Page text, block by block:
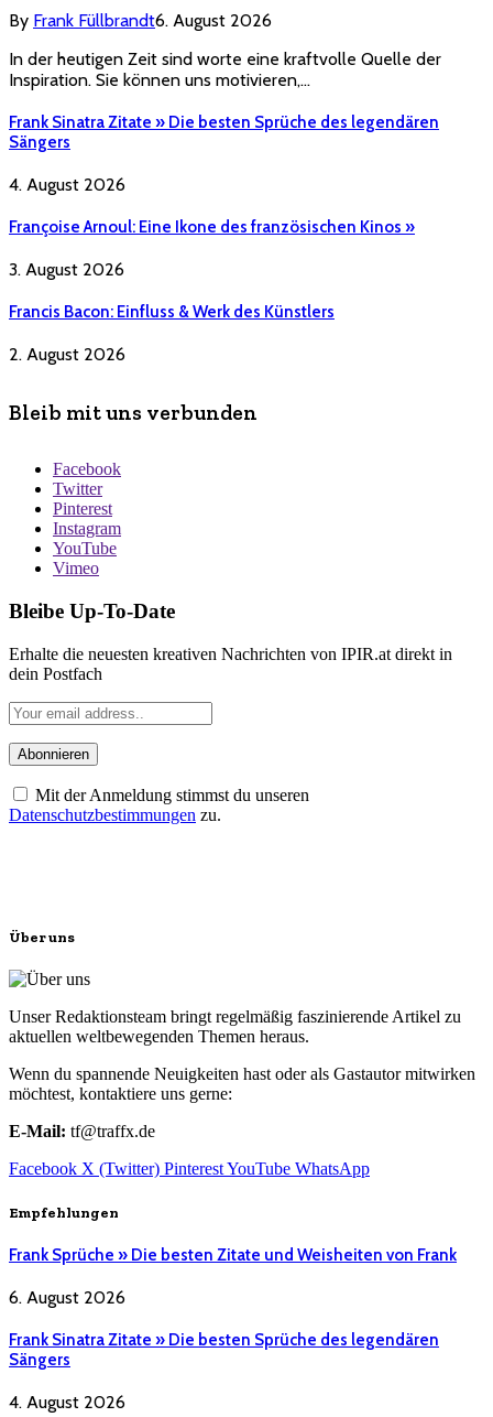
By Frank Füllbrandt6. August 2026
In der heutigen Zeit sind worte eine kraftvolle Quelle der
Inspiration. Sie können uns motivieren,…
Frank Sinatra Zitate » Die besten Sprüche des legendären
Sängers
4. August 2026
Françoise Arnoul: Eine Ikone des französischen Kinos »
3. August 2026
Francis Bacon: Einfluss & Werk des Künstlers
2. August 2026
Bleib mit uns verbunden
Facebook
Twitter
Pinterest
Instagram
YouTube
Vimeo
Bleibe Up-To-Date
Erhalte die neuesten kreativen Nachrichten von IPIR.at direkt in
dein Postfach
Mit der Anmeldung stimmst du unseren
Datenschutzbestimmungen zu.
Über uns
Unser Redaktionsteam bringt regelmäßig faszinierende Artikel zu
aktuellen weltbewegenden Themen heraus.
Wenn du spannende Neuigkeiten hast oder als Gastautor mitwirken
möchtest, kontaktiere uns gerne:
E-Mail: tf@traffx.de
Facebook X (Twitter) PinterestYouTube WhatsApp
Empfehlungen
Frank Sprüche » Die besten Zitate und Weisheiten von Frank
6. August 2026
Frank Sinatra Zitate » Die besten Sprüche des legendären
Sängers
4. August 2026